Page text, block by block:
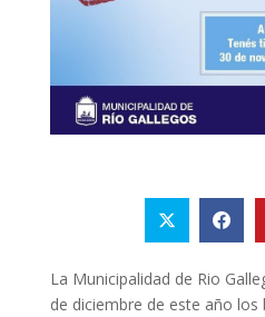
La Municipalidad de Rio
de diciembre de este año los